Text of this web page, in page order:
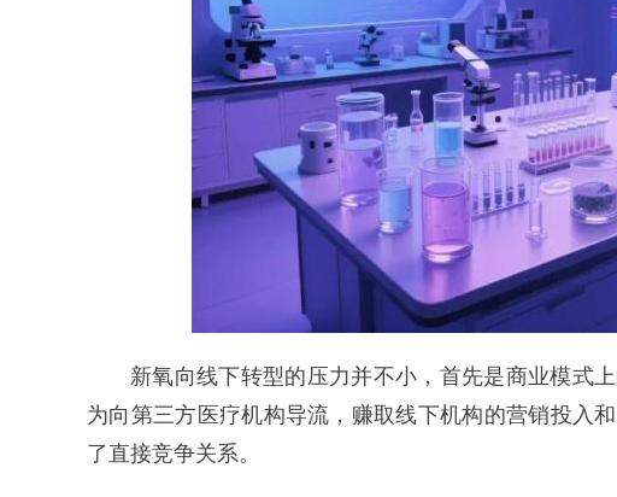
新氧向线下转型的压力并不小，首先是商业模式
为向第三方医疗机构导流，赚取线下机构的营销投入
了直接竞争关系。